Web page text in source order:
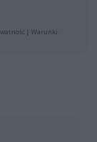
| Warunki